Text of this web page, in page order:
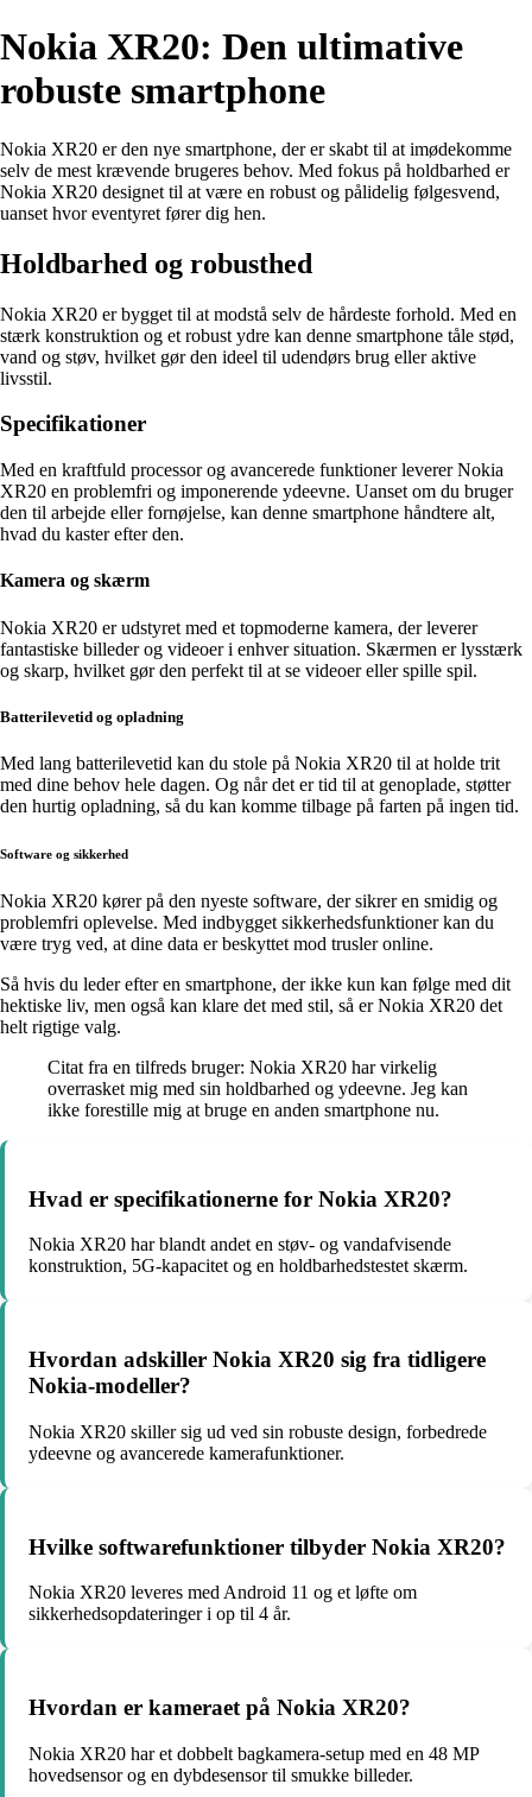
Nokia XR20: Den ultimative
robuste smartphone
Nokia XR20 er den nye smartphone, der er skabt til at imødekomme
selv de mest krævende brugeres behov. Med fokus på holdbarhed er
Nokia XR20 designet til at være en robust og pålidelig følgesvend,
uanset hvor eventyret fører dig hen.
Holdbarhed og robusthed
Nokia XR20 er bygget til at modstå selv de hårdeste forhold. Med en
stærk konstruktion og et robust ydre kan denne smartphone tåle stød,
vand og støv, hvilket gør den ideel til udendørs brug eller aktive
livsstil.
Specifikationer
Med en kraftfuld processor og avancerede funktioner leverer Nokia
XR20 en problemfri og imponerende ydeevne. Uanset om du bruger
den til arbejde eller fornøjelse, kan denne smartphone håndtere alt,
hvad du kaster efter den.
Kamera og skærm
Nokia XR20 er udstyret med et topmoderne kamera, der leverer
fantastiske billeder og videoer i enhver situation. Skærmen er lysstærk
og skarp, hvilket gør den perfekt til at se videoer eller spille spil.
Batterilevetid og opladning
Med lang batterilevetid kan du stole på Nokia XR20 til at holde trit
med dine behov hele dagen. Og når det er tid til at genoplade, støtter
den hurtig opladning, så du kan komme tilbage på farten på ingen tid.
Software og sikkerhed
Nokia XR20 kører på den nyeste software, der sikrer en smidig og
problemfri oplevelse. Med indbygget sikkerhedsfunktioner kan du
være tryg ved, at dine data er beskyttet mod trusler online.
Så hvis du leder efter en smartphone, der ikke kun kan følge med dit
hektiske liv, men også kan klare det med stil, så er Nokia XR20 det
helt rigtige valg.
Citat fra en tilfreds bruger: Nokia XR20 har virkelig
overrasket mig med sin holdbarhed og ydeevne. Jeg kan
ikke forestille mig at bruge en anden smartphone nu.
Hvad er specifikationerne for Nokia XR20?
Nokia XR20 har blandt andet en støv- og vandafvisende
konstruktion, 5G-kapacitet og en holdbarhedstestet skærm.
Hvordan adskiller Nokia XR20 sig fra tidligere
Nokia-modeller?
Nokia XR20 skiller sig ud ved sin robuste design, forbedrede
ydeevne og avancerede kamerafunktioner.
Hvilke softwarefunktioner tilbyder Nokia XR20?
Nokia XR20 leveres med Android 11 og et løfte om
sikkerhedsopdateringer i op til 4 år.
Hvordan er kameraet på Nokia XR20?
Nokia XR20 har et dobbelt bagkamera-setup med en 48 MP
hovedsensor og en dybdesensor til smukke billeder.